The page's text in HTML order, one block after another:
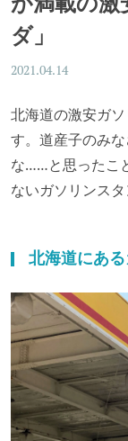
ダ」
2021.04.14
北海道の激安ガ
す。道産子のみ
な……と思ったこ
ないガソリンスタ
北海道にあ